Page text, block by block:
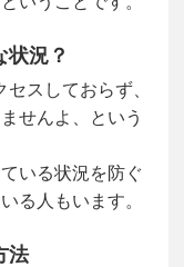
状況？
スしておらず、
せんよ、という
いる状況を防ぐ
る人もいます。
法